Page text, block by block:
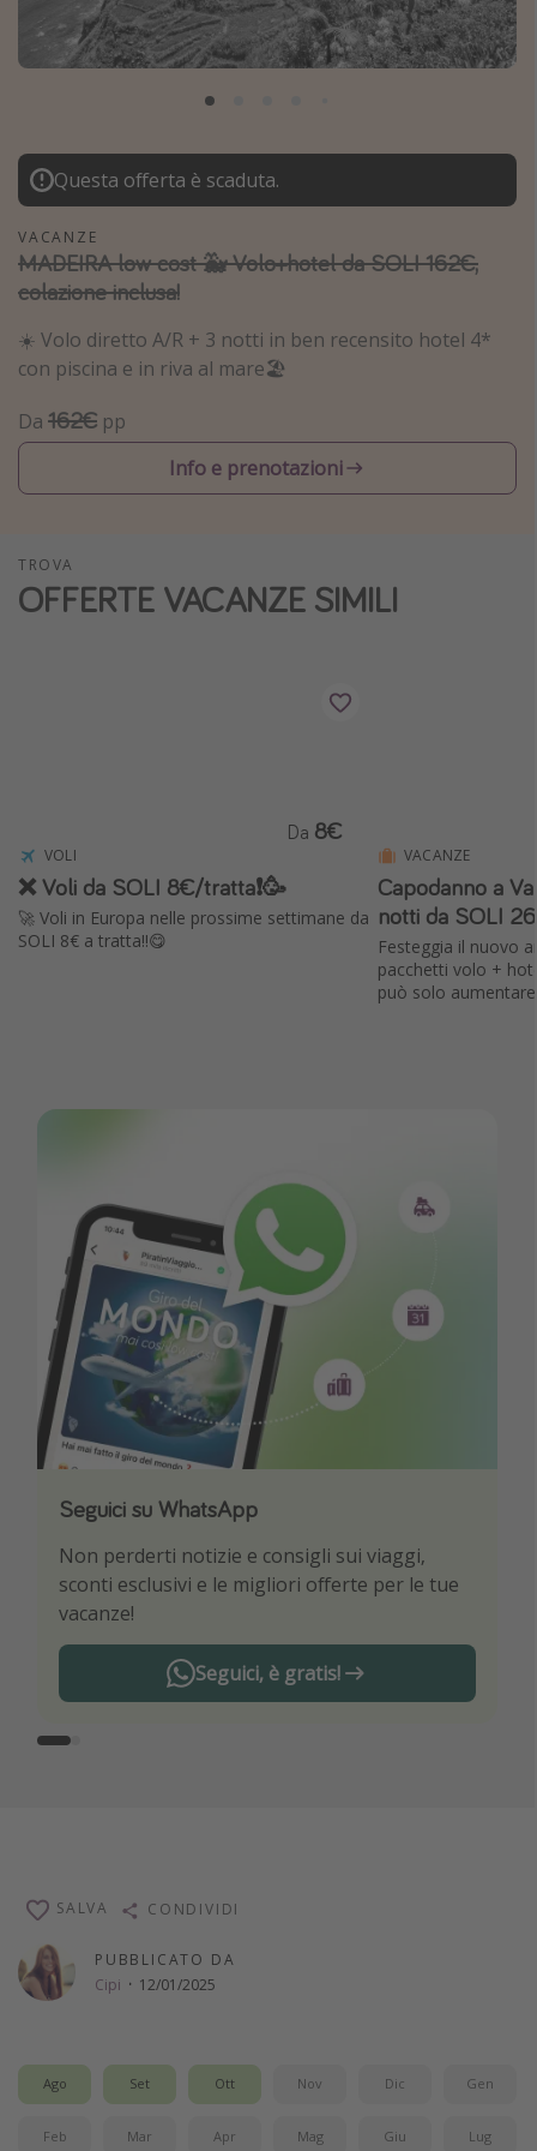
Grecia
Baleari
Malta
Capo Verde
Tipo di vacanza
Vacanze last minute
Vacanze all inclusive
Vacanze estate 2026
Vacanze di Pasqua 2026
Vacanze con bambini
Vacanze al mare
Città più visitate
Questa offerta è scaduta.
VACANZE
MADEIRA low cost 🐳 Volo+hotel da SOLI 162€,
colazione inclusa!
☀️ Volo diretto A/R + 3 notti in ben recensito hotel 4*
con piscina e in riva al mare🏖️
Da 162€ pp
Info e prenotazioni
TROVA
OFFERTE VACANZE SIMILI
VOLI
❌ Voli da SOLI 8€/tratta❗️🥳
🚀 Voli in Europa nelle prossime settimane da
SOLI 8€ a tratta!!😋
Da 8€
VACANZE
Capodanno a
notti da SOLI
Festeggia il nuovo
pacchetti volo +
può solo
Seguici su WhatsApp
Non perderti notizie e consigli sui viaggi,
sconti esclusivi e le migliori offerte per le tue
vacanze!
Seguici, è gratis!
Scarica la nostra App
Sii il primo a conoscere le migliori offerte di
viaggio
PUBBLICATO DA
Cipi · 12/01/2025
SALVA CONDIVIDI
Ago Set Ott Nov Dic Gen
Feb Mar Apr Mag Giu Lug